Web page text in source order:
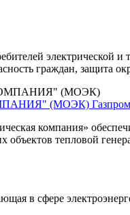
граждан, защита
(МОЭК)
компания»
объектов тепловой
в сфере